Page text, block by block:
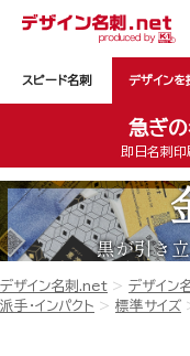
スピード名刺 デザインを
急ぎ
即日名刺印
黒が引き
デザイン名刺.net デザイン
派手・インパクト
標準サイズ